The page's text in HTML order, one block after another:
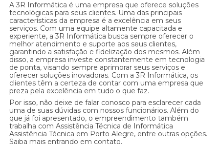
A 3R Informática é uma empresa que oferece soluções
tecnológicas para seus clientes. Uma das principais
características da empresa é a excelência em seus
serviços. Com uma equipe altamente capacitada e
experiente, a 3R Informática busca sempre oferecer o
melhor atendimento e suporte aos seus clientes,
garantindo a satisfação e fidelização dos mesmos. Além
disso, a empresa investe constantemente em tecnologia
de ponta, visando sempre aprimorar seus serviços e
oferecer soluções inovadoras. Com a 3R Informática, os
clientes têm a certeza de contar com uma empresa que
preza pela excelência em tudo o que faz.
Por isso, não deixe de falar conosco para esclarecer cada
uma de suas dúvidas com nossos funcionários. Além do
que já foi apresentado, o empreendimento também
trabalha com Assistência Técnica de Informática
Assistência Técnica em Porto Alegre, entre outras opções.
Saiba mais entrando em contato.